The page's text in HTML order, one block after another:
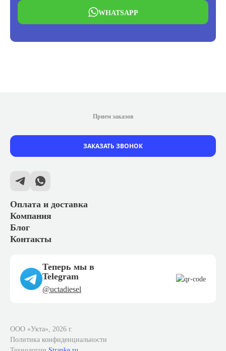
WHATSAPP
Оплата и доставка
Компания
Блог
Контакты
Прием заказов
ЗАКАЗАТЬ ЗВОНОК
Теперь мы в
Telegram
@uctadiesel
ООО «Укта», 2026 г.
Политика конфиденциальности